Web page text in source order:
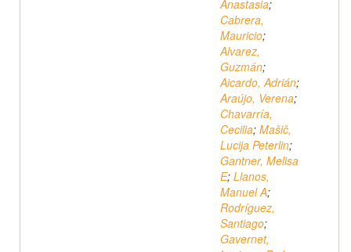
Anastasia;
Cabrera,
Mauricio;
Alvarez,
Guzmán;
Aicardo, Adrián;
Araújo, Verena;
Chavarría,
Cecilia; Mašič,
Lucija Peterlin;
Gantner, Melisa
E; Llanos,
Manuel A;
Rodríguez,
Santiago;
Gavernet,